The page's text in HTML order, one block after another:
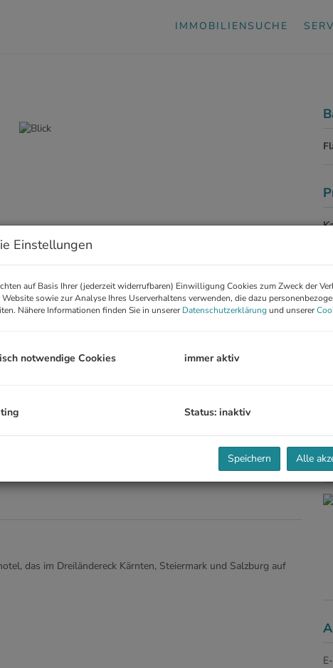
IMMOBILIENSUCHE
das im Dreiländereck Kärnten, Steiermark und Salzburg auf
Einstellungen
auf Basis Ihrer (jederzeit widerrufbaren) Einwilligung Cookies zum Zweck der
Website sowie zur Analyse Ihres Userverhaltens verwenden, die dazu
Nähere Informationen finden Sie in unsererDatenschutzerklärungund unserer
notwendige Cookies immer aktiv
Status: inaktiv
Speichern Alle